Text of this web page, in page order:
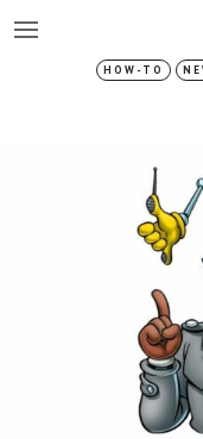
HOW-TO